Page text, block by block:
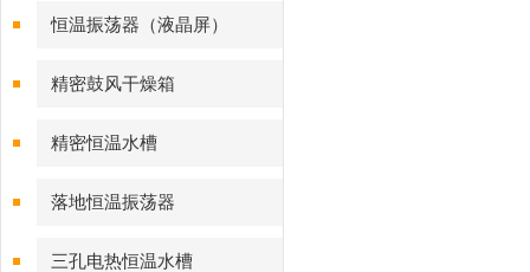
恒温振荡器（液晶屏）
精密鼓风干燥箱
精密恒温水槽
落地恒温振荡器
三孔电热恒温水槽